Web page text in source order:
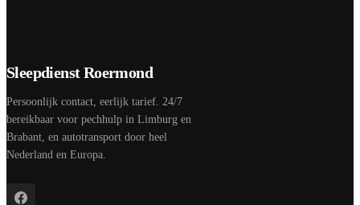
Sleepdienst Roermond
Persoonlijk contact, eerlijk tarief. 24/7
bereikbaar voor pechhulp in Limburg en
Brabant, en autotransport door heel
Nederland en Europa.